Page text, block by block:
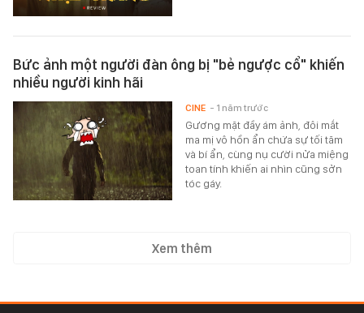
Bức ảnh một người đàn ông bị "bẻ ngược cổ" khiến
nhiều người kinh hãi
Gương mặt đầy ám ảnh, đôi mắt
ma mị vô hồn ẩn chứa sự tối tăm
và bí ẩn, cùng nụ cười nửa miệng
toan tính khiến ai nhìn cũng sởn
tóc gáy.
CINE - 1 năm trước
Xem thêm